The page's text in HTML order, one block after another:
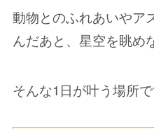
動物とのふれあいやア
んだあと、星空を眺め
そんな1日が叶う場所で